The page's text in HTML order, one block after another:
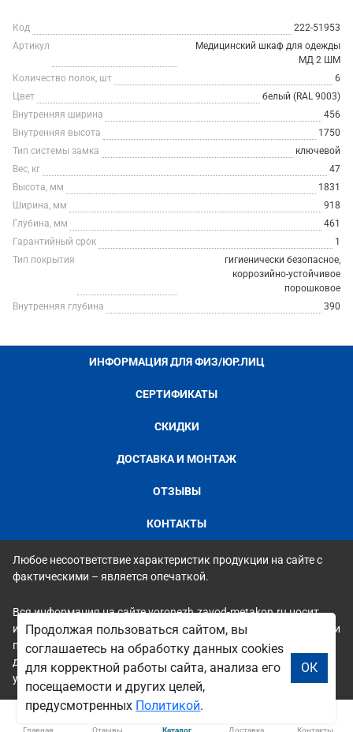
Код
222-51953
Артикул
Медицинский шкаф для одежды
МД 2 ШМ
Количество полок, шт
6
Цвет
белый (RAL 9003)
Внутренняя ширина
456
Внутренняя высота
1750
Тип системы замка
ключевой
Вес, кг
47
Высота, мм
1831
Ширина, мм
918
Глубина, мм
461
Гарантийный срок
1
Тип покрытия
гигиенически безопасное,
коррозийно-устойчивое
порошковое
Внутренняя глубина
390
ИНФОРМАЦИЯ ДЛЯ ФИЗ/ЮР.ЛИЦ
СЕРТИФИКАТЫ
СКИДКИ
ДОСТАВКА И МОНТАЖ
ОТЗЫВЫ
КОНТАКТЫ
Любое несоответствие характеристик продукции на сайте с
фактическими – является опечаткой.
Вся информация на сайте voronezh.zavod-metakon.ru носит
исключительно ознакомительный и справочный характер и ни
при каких условиях не является публичной офертой. Всю
дополнительную информацию можно узнать по телефонам
указанным на сайте.
Главная Отзывы Каталог Доставка Контакты
Продолжая пользоваться сайтом, вы
соглашаетесь на обработку данных cookies
для корректной работы сайта, анализа его
посещаемости и других целей,
предусмотренных Политикой.
ОК